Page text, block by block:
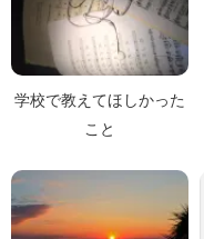
学校で教えてほしかった
こと